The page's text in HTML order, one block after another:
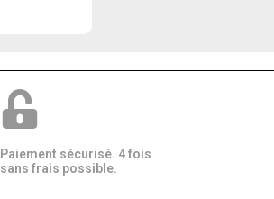
Paiement sécurisé. 4 fois
sans frais possible.